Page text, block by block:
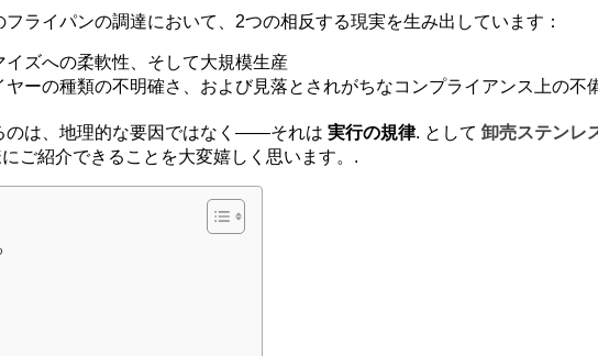
ライパンの調達において、2つの相反する現実を生み出しています：
ズへの柔軟性、そして大規模生産
ーの種類の不明確さ、および見落とされがちなコンプライアンス上の不
のは、地理的な要因ではなく――それは 実行の規律. として 卸売ステンレ
ご紹介できることを大変嬉しく思います。.